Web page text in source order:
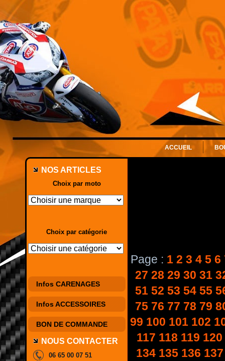
ACCUEIL
NOS ARTICLES
Choix par moto
Choix par catégorie
Infos CARENAGES
Infos ACCESSOIRES
BON DE COMMANDE
NOUS CONTACTER
06 65 00 07 51
Page : 1 2 3 4 5 6
27 28 29 30 31
51 52 53 54 55
75 76 77 78 79
99 100 101 102
117 118 119 120
134 135 136 137